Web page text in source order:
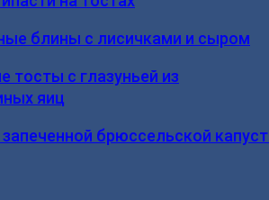
блины с лисичками и сыром
тосты с глазуньей из
яиц
запеченной брюссельской